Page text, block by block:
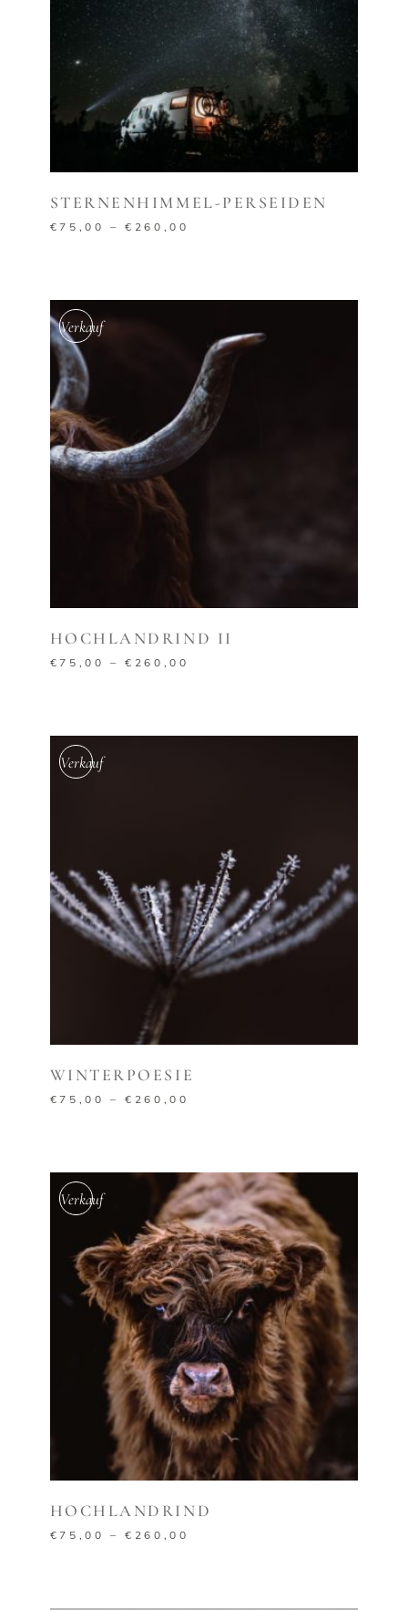
AUSFÜHRUNG WÄHLEN
STERNENHIMMEL-PERSEIDEN
€75,00 –€ 260,00
Verkauf
AUSFÜHRUNG WÄHLEN
HOCHLANDRIND II
€75,00 –€ 260,00
Verkauf
AUSFÜHRUNG WÄHLEN
WINTERPOESIE
€75,00 –€ 260,00
Verkauf
AUSFÜHRUNG WÄHLEN
HOCHLANDRIND
€75,00 –€ 260,00